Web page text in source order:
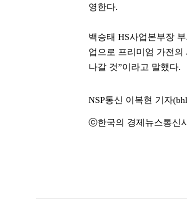
영한다.
백승태 HS사업본부장
업으로 프리미엄 가전
나갈 것”이라고 말했다.
NSP통신 이복현 기자
ⓒ한국의 경제뉴스통신